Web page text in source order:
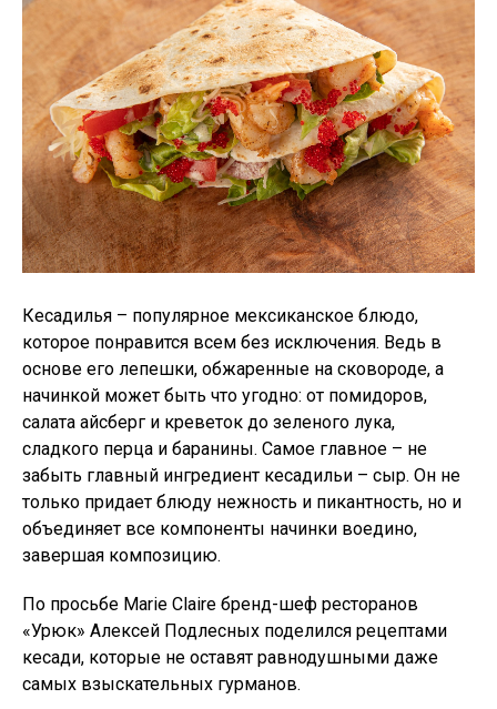
Кесадилья – популярное мексиканское блюдо,
которое понравится всем без исключения. Ведь в
основе его лепешки, обжаренные на сковороде, а
начинкой может быть что угодно: от помидоров,
салата айсберг и креветок до зеленого лука,
сладкого перца и баранины. Самое главное – не
забыть главный ингредиент кесадильи – сыр. Он не
только придает блюду нежность и пикантность, но и
объединяет все компоненты начинки воедино,
завершая композицию.
По просьбе Marie Claire бренд-шеф ресторанов
«Урюк» Алексей Подлесных поделился рецептами
кесади, которые не оставят равнодушными даже
самых взыскательных гурманов.